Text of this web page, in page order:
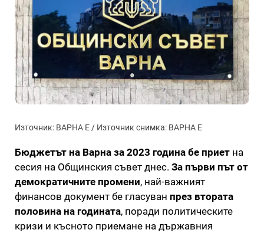
Източник: ВАРНА Е / Източник снимка: ВАРНА Е
Бюджетът на Варна за 2023 година бе приет на
сесия на Общинския съвет днес. За първи път от
демократичните промени, най-важният
финансов документ бе гласуван през втората
половина на годината, поради политическите
кризи и късното приемане на държавния